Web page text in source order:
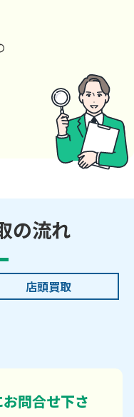
の流れ
店頭買取
問合せ下さ